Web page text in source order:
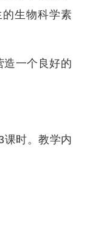
生物科学素
造一个良好的
课时。教学内